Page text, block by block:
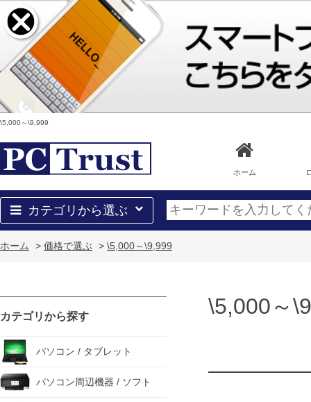
\5,000～\9,999
ホーム
カテゴリから選ぶ
ホーム > 価格で選ぶ > \5,000～\9,999
カテゴリから探す
パソコン / タブレット
パソコン周辺機器 / ソフト
\5,000～